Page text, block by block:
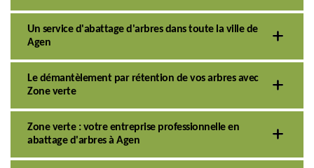
Un service d'abattage d'arbres dans toute la ville de
Agen
Le démantèlement par rétention de vos arbres avec
Zone verte
Zone verte : votre entreprise professionnelle en
abattage d'arbres à Agen